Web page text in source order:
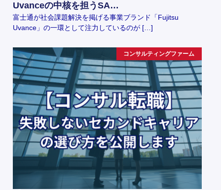
Uvanceの中核を担うSA…
富士通が社会課題解決を掲げる事業ブランド「Fujitsu
Uvance」の一環として注力しているのが […]
コンサルティングファーム